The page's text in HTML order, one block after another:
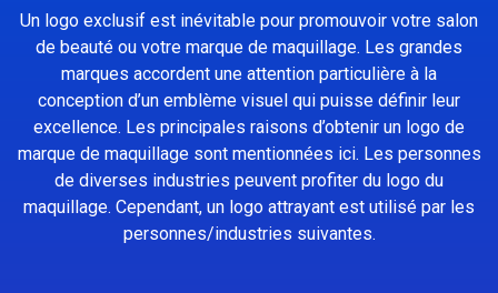
Un logo exclusif est inévitable pour promouvoir votre salon
de beauté ou votre marque de maquillage. Les grandes
marques accordent une attention particulière à la
conception d’un emblème visuel qui puisse définir leur
excellence. Les principales raisons d’obtenir un logo de
marque de maquillage sont mentionnées ici. Les personnes
de diverses industries peuvent profiter du logo du
maquillage. Cependant, un logo attrayant est utilisé par les
personnes/industries suivantes.